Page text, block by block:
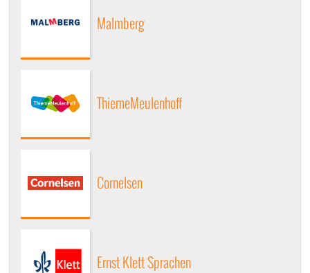
Malmberg
ThiemeMeulenhoff
Cornelsen
Ernst Klett Sprachen